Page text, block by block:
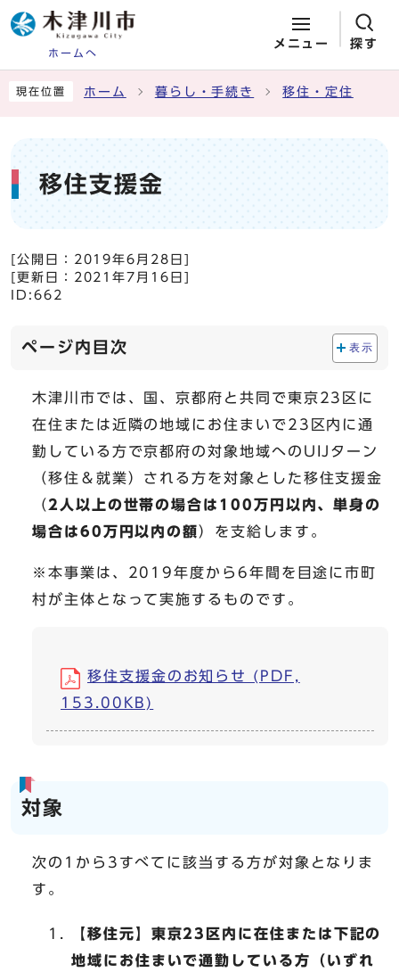
ホームへ
メニュー 探す
現在位置 ホーム 暮らし・手続き 移住・定住
移住支援金
[公開日： 2019年6月28日
[更新日： 2021年7月16日
ID:662
ページ内目次 表示
木津川市では、国、京都府と共同で東京23区に
在住または近隣の地域にお住まいで23区内に通
勤している方で京都府の対象地域へのUIJターン
（移住＆就業）される方を対象とした移住支援金
（ 2人以上の世帯の場合は100万円以内、単身の
場合は60万円以内の額）を支給します。
※本事業は、2019年度から6年間を目途に市町
村が主体となって実施するものです。
移住支援金のお知らせ (PDF,
153.00KB)
対象
次の1から3すべてに該当する方が対象となりま
す。
【移住元】東京23区内に在住または下記の
地域にお住まいで通勤している方（いずれ